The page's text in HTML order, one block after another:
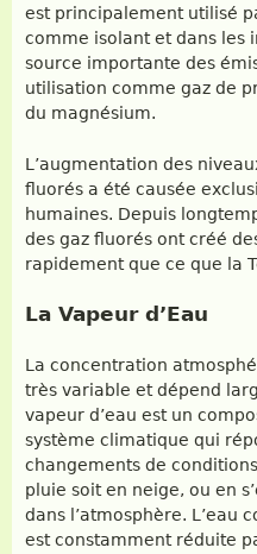
est principalement utilisé
comme isolant et dans les
source importante des
utilisation comme gaz de
du magnésium.
L’augmentation des
fluorés a été causée
humaines. Depuis
des gaz fluorés ont créé
rapidement que ce que la
La Vapeur d’Eau
La concentration
très variable et dépend
vapeur d’eau est un
système climatique qui
changements de
pluie soit en neige, ou en
dans l’atmosphère. L’eau
est constamment réduite